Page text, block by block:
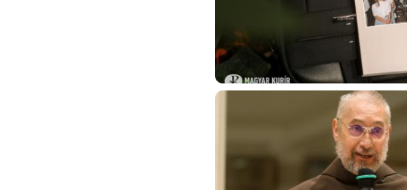
Image